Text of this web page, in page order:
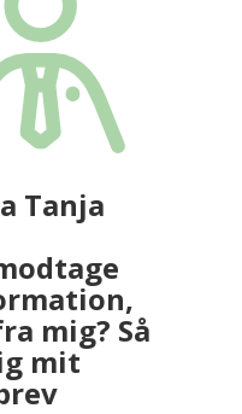
Tanja
mig? Så
mit